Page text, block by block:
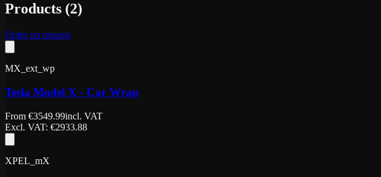
Products (2)
Order on request
MX_ext_wp
Tesla Model X - Car Wrap
From €3549.99incl. VAT
Excl. VAT: €2933.88
XPEL_mX